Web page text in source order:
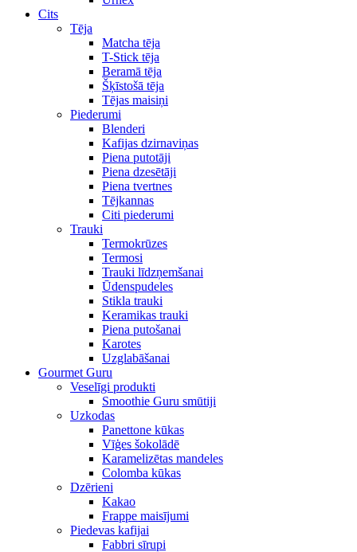
Cits
Tēja
Matcha tēja
T-Stick tēja
Beramā tēja
Šķīstošā tēja
Tējas maisiņi
Piederumi
Blenderi
Kafijas dzirnaviņas
Piena putotāji
Piena dzesētāji
Piena tvertnes
Tējkannas
Citi piederumi
Trauki
Termokrūzes
Termosi
Trauki līdzņemšanai
Ūdenspudeles
Stikla trauki
Keramikas trauki
Piena putošanai
Karotes
Uzglabāšanai
Gourmet Guru
Veselīgi produkti
Smoothie Guru smūtiji
Uzkodas
Panettone kūkas
Vīģes šokolādē
Karamelizētas mandeles
Colomba kūkas
Dzērieni
Kakao
Frappe maisījumi
Piedevas kafijai
Fabbri sīrupi